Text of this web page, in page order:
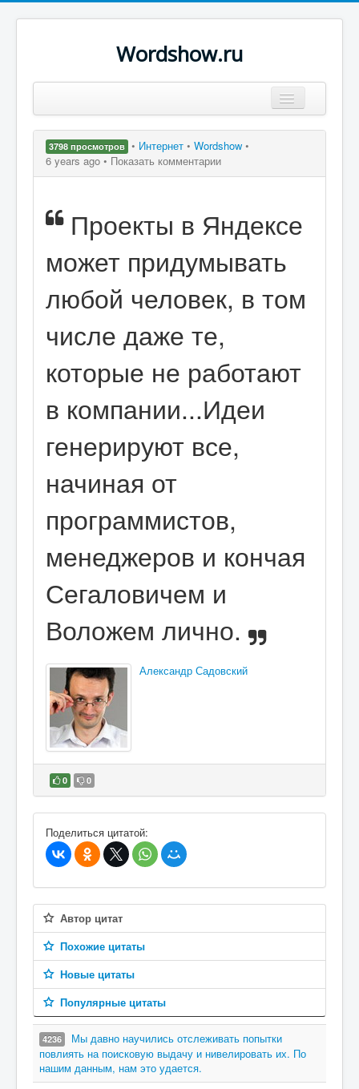
Wordshow.ru
Популярные цитаты
Поиск
3798 просмотров • Интернет • Wordshow •
6 years ago • Показать комментарии
Проекты в Яндексе
может придумывать
любой человек, в том
числе даже те,
которые не работают
в компании...Идеи
генерируют все,
начиная от
программистов,
менеджеров и кончая
Сегаловичем и
Воложем лично.
Александр Садовский
0 0
В избранное
Поделиться цитатой:
Автор цитат
Похожие цитаты
Новые цитаты
Популярные цитаты
4236
Мы давно научились отслеживать попытки
повлиять на поисковую выдачу и нивелировать их. По
нашим данным, нам это удается.